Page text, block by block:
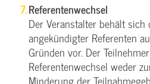
Referentenwechsel
Der Veranstalter behält sich
angekündigter Referenten
Gründen vor. Der
Referentenwechsel weder